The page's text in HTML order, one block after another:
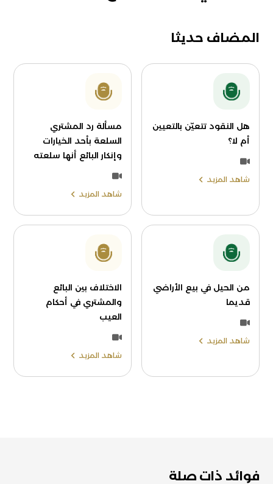
المضاف حديثا
هل النقود تتعيّن بالتعيين
أم لا؟
شاهد المزيد
مسألة رد المشتري
السلعة بأحد الخيارات
وإنكار البائع أنها سلعته
شاهد المزيد
من الحيل في بيع الأراضي
قديما
شاهد المزيد
الاختلاف بين البائع
والمشتري في أحكام
العيب
شاهد المزيد
فوائد ذات صلة